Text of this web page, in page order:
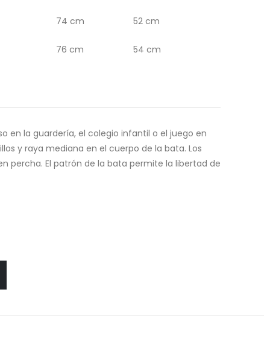
74 cm 52 cm
76 cm 54 cm
en la guardería, el colegio infantil o el juego en
y raya mediana en el cuerpo de la bata. Los
percha. El patrón de la bata permite la libertad de